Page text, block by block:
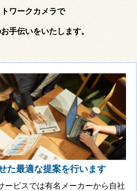
ワークカメラで
手伝いをいたします。
た最適な提案を行います
ービスでは有名メーカーから自社